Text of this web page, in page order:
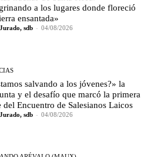
a los lugares donde floreció
ensantada»
sdb - 04/08/2026
salvando a los jóvenes?» la
y el desafío que marcó la primera
del Encuentro de Salesianos Laicos
sdb - 04/08/2026